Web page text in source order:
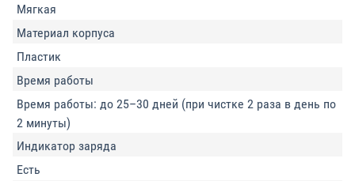
Мягкая
Материал корпуса
Пластик
Время работы
Время работы: до 25–30 дней (при чистке 2 раза в день по
2 минуты)
Индикатор заряда
Есть